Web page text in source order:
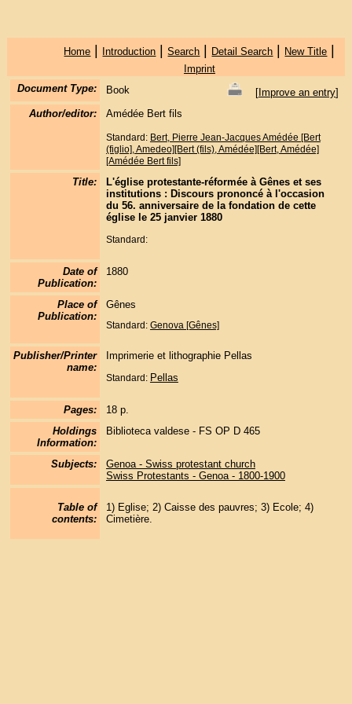
Home | Introduction |Search | Detail Search | New Title |
Imprint
Document Type:
Book [Improve an entry]
Author/editor:
Amédée Bert fils
Standard: Bert, Pierre Jean-Jacques Amédée [Bert
(figlio], Amedeo][Bert (fils), Amédée][Bert, Amédée]
[Amédée Bert fils]
Title:
L'église protestante-réformée à Gênes et ses
institutions : Discours prononcé à l'occasion
du 56. anniversaire de la fondation de cette
église le 25 janvier 1880
Standard:
Date of
Publication:
1880
Place of
Publication:
Gênes
Standard: Genova [Gênes]
Publisher/Printer
name:
Imprimerie et lithographie Pellas
Standard: Pellas
Pages:
18 p.
Holdings
Information:
Biblioteca valdese - FS OP D 465
Subjects:
Genoa - Swiss protestant church
Swiss Protestants - Genoa - 1800-1900
Table of
contents:
1) Eglise; 2) Caisse des pauvres; 3) Ecole; 4)
Cimetière.